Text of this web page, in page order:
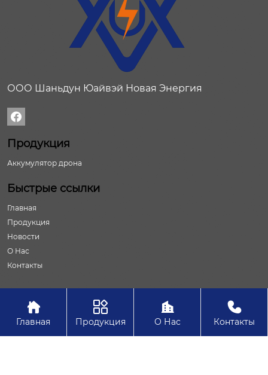
ООО Шаньдун Юайвэй Новая Энергия

Продукция
Аккумулятор дрона
Быстрые ссылки
Главная
Продукция
Новости
О Нас
Контакты
Авторское право©ООО Шаньдун Юайвэй Новая Энергия

Главная

Продукция

О Нас

Контакты